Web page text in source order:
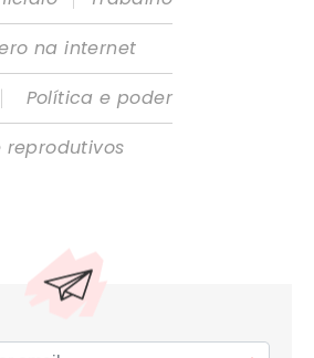
na internet
|
Política e poder
reprodutivos